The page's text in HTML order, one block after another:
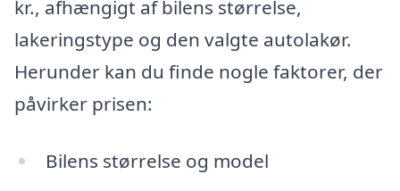
kr., afhængigt af bilens størrelse,
lakeringstype og den valgte autolakør.
Herunder kan du finde nogle faktorer, der
påvirker prisen:
Bilens størrelse og model